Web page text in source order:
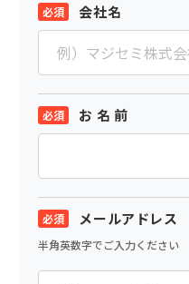
会社名
お 名 前
メールアドレス
半角英数字でご入力ください